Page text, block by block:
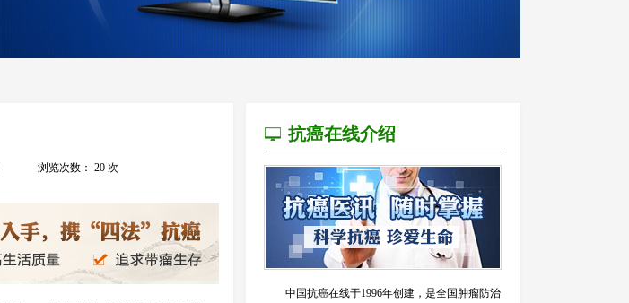
浏览次数： 20 次
抗癌在线介绍
中国抗癌在线于1996年创建，是全国肿瘤防治